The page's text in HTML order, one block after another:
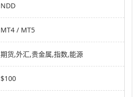
NDD
MT4 / MT5
期货,外汇,贵金属,指数,能源
$100